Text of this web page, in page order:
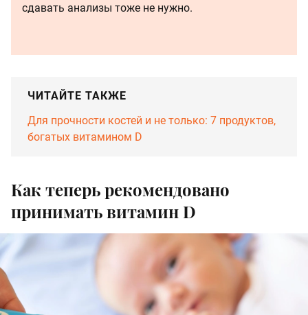
сдавать анализы тоже не нужно.
ЧИТАЙТЕ ТАКЖЕ
Для прочности костей и не только: 7 продуктов,
богатых витамином D
Как теперь рекомендовано
принимать витамин D